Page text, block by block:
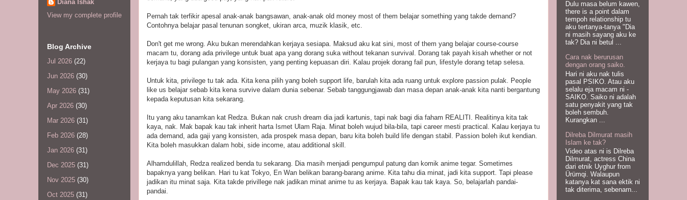
Pernah tak terfikir apesal anak-anak bangsawan, anak-anak old money most of them belajar something yang takde demand?
Contohnya belajar pasal tenunan songket, ukiran arca, muzik klasik, etc.
Don't get me wrong. Aku bukan merendahkan kerjaya sesiapa. Maksud aku kat sini, most of them yang belajar course-course
macam tu, dorang ada privilege untuk buat apa yang dorang suka without tekanan survival. Dorang tak payah kisah whether or not
kerjaya tu bagi pulangan yang konsisten, yang penting kepuasan diri. Kalau projek dorang fail pun, lifestyle dorang tetap selesa.
Untuk kita, privilege tu tak ada. Kita kena pilih yang boleh support life, barulah kita ada ruang untuk explore passion pulak. People
like us belajar sebab kita kena survive dalam dunia sebenar. Sebab tanggungjawab dan masa depan anak-anak kita nanti bergantung
kepada keputusan kita sekarang.
Itu yang aku tanamkan kat Redza. Bukan nak crush dream dia jadi kartunis, tapi nak bagi dia faham REALITI. Realitinya kita tak
kaya, nak. Mak bapak kau tak inherit harta Ismet Ulam Raja. Minat boleh wujud bila-bila, tapi career mesti practical. Kalau kerjaya tu
ada demand, ada gaji yang konsisten, ada prospek masa depan, baru kita boleh build life dengan stabil. Passion boleh ikut kendian.
Kita boleh masukkan dalam hobi, side income, atau additional skill.
Alhamdulillah, Redza realized benda tu sekarang. Dia masih menjadi pengumpul patung dan komik anime tegar. Sometimes
bapaknya yang belikan. Hari tu kat Tokyo, En Wan belikan barang-barang anime. Kita tahu dia minat, jadi kita support. Tapi please
jadikan itu minat saja. Kita takde privillege nak jadikan minat anime tu as kerjaya. Bapak kau tak kaya. So, belajarlah pandai-
pandai.
Diana Ishak
View my complete profile
Blog Archive
Jul 2026 (22)
Jun 2026 (30)
May 2026 (31)
Apr 2026 (30)
Mar 2026 (31)
Feb 2026 (28)
Jan 2026 (31)
Dec 2025 (31)
Nov 2025 (30)
Oct 2025 (31)
Dulu masa belum kawen,
there is a point dalam
tempoh relationship tu
aku tertanya-tanya "Dia
ni masih sayang aku ke
tak? Dia ni betul ...
Cara nak berurusan
dengan orang saiko.
Hari ni aku nak tulis
pasal PSIKO. Atau aku
selalu eja macam ni -
SAIKO. Saiko ni adalah
satu penyakit yang tak
boleh sembuh.
Kurangkan ...
Dilreba Dilmurat masih
Islam ke tak?
Video atas ni is Dilreba
Dilmurat, actress China
dari etnik Uyghur from
Ürümqi. Walaupun
katanya kat sana ektik ni
tak diterima, sebenarn...